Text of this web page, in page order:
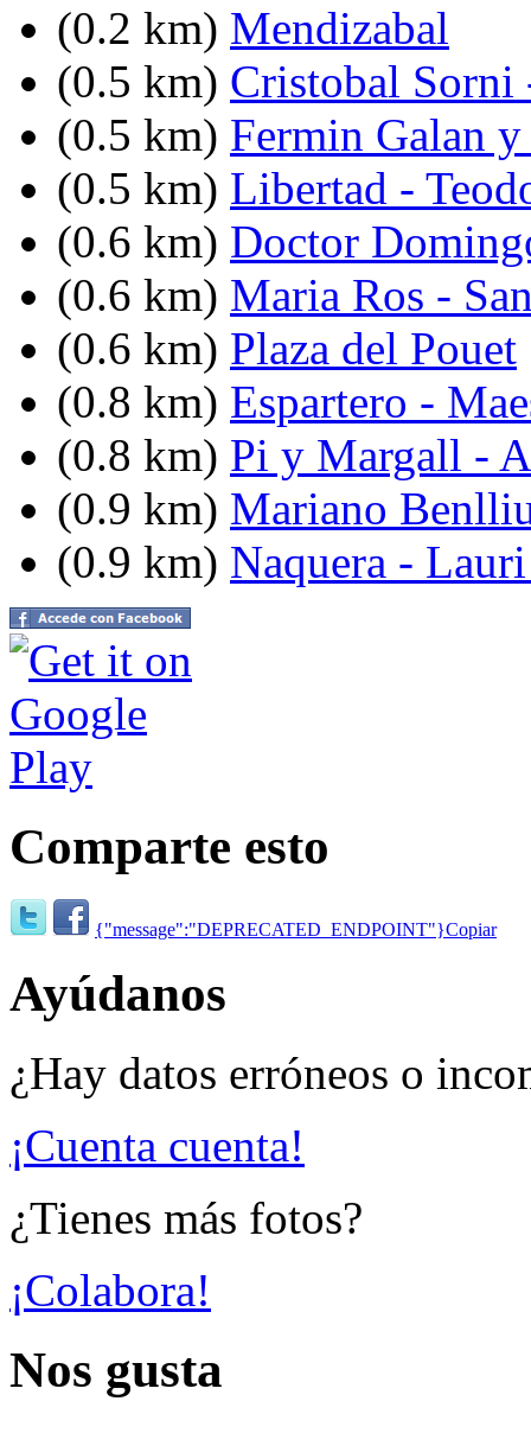
(0.2 km) Mendizabal
(0.5 km) Cristobal
(0.5 km) Fermin Galan
(0.5 km) Libertad -
(0.6 km) Doctor
(0.6 km) Maria Ros -
(0.6 km) Plaza del Pouet
(0.8 km) Espartero -
(0.8 km) Pi y Margall -
(0.9 km) Mariano
(0.9 km) Naquera -
Comparte esto
{"message":"DEPRECATED_ENDPOINT"}Copiar
Ayúdanos
¿Hay datos erróneos o
¡Cuenta cuenta!
¿Tienes más fotos?
¡Colabora!
Nos gusta